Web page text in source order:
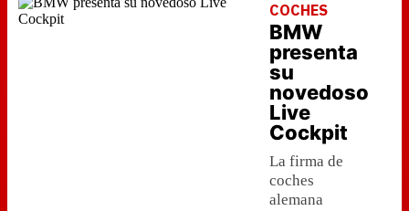
COCHES
BMW
presenta
su
novedoso
Live
Cockpit
La firma de
coches
alemana